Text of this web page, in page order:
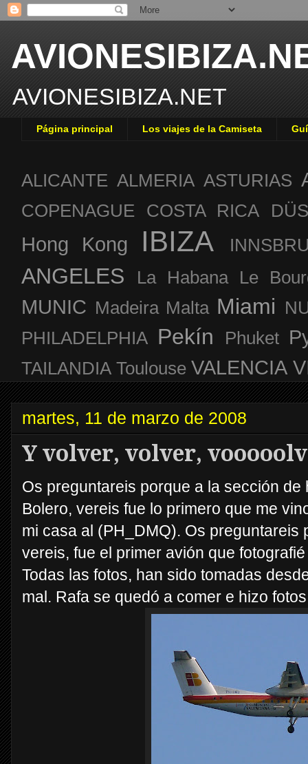
AVIONESIBIZA.NET
Página principal Los viajes de la Camiseta
ALICANTE ALMERIA ASTURIAS
COPENAGUE COSTA RICA
Hong Kong IBIZA
ANGELES La Habana Le
MUNIC Madeira Malta Miami
PHILADELPHIA Pekín Phuket
TAILANDIA Toulouse VALENCIA
martes, 11 de marzo de 2008
Y volver, volver,
Os preguntareis porque a la sección de
Bolero, vereis fue lo primero que me
mi casa al (PH_DMQ). Os preguntareis
vereis, fue el primer avión que
Todas las fotos, han sido tomadas
mal. Rafa se quedó a comer e hizo